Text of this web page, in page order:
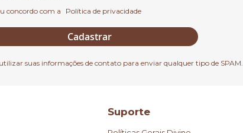
concordo com a
Política de privacidade
Cadastrar
suas informações de contato para enviar qualquer tipo de SPAM.
Suporte